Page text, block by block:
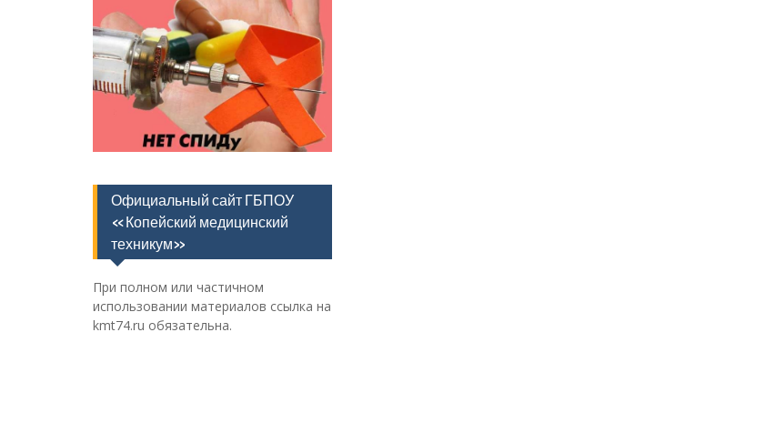
Официальный сайт ГБПОУ
«Копейский медицинский
техникум»
При полном или частичном
использовании материалов ссылка на
kmt74.ru обязательна.